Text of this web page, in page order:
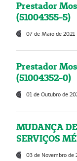
Prestador
(51004355-5)
07 de Maio de 2021
Prestador
(51004352-0)
01 de Outubro de
MUDANÇA
SERVIÇOS
03 de Novembro de